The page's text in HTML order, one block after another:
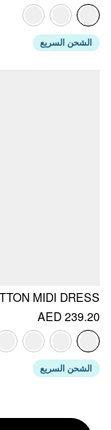
الشحن السريع
AED 239.20
الشحن السريع